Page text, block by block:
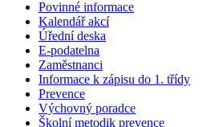
Povinné informace
Kalendář akcí
Úřední deska
E-podatelna
Zaměstnanci
Informace k zápisu do 1. třídy
Prevence
Výchovný poradce
Školní metodik prevence